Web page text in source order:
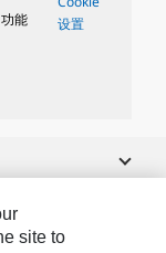
能
设置
site to